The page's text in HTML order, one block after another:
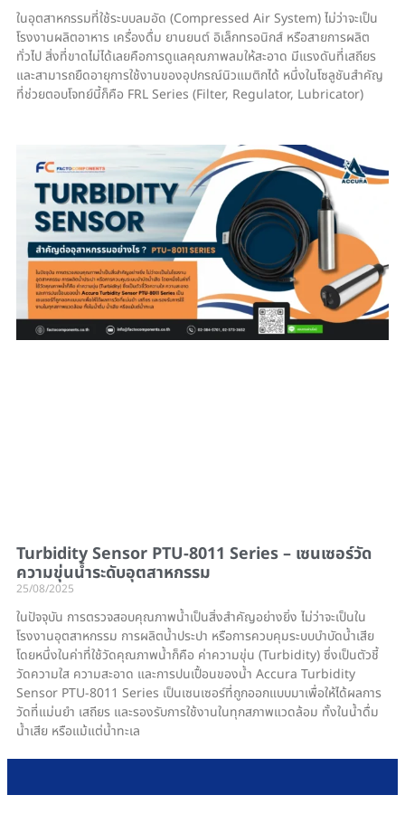
ในอุตสาหกรรมที่ใช้ระบบลมอัด (Compressed Air System) ไม่ว่าจะเป็น
โรงงานผลิตอาหาร เครื่องดื่ม ยานยนต์ อิเล็กทรอนิกส์ หรือสายการผลิต
ทั่วไป สิ่งที่ขาดไม่ได้เลยคือการดูแลคุณภาพลมให้สะอาด มีแรงดันที่เสถียร
และสามารถยืดอายุการใช้งานของอุปกรณ์นิวแมติกได้ หนึ่งในโซลูชันสำคัญ
ที่ช่วยตอบโจทย์นี้ก็คือ FRL Series (Filter, Regulator, Lubricator)
Turbidity Sensor PTU-8011 Series – เซนเซอร์วัด
ความขุ่นน้ำระดับอุตสาหกรรม
25/08/2025
ในปัจจุบัน การตรวจสอบคุณภาพน้ำเป็นสิ่งสำคัญอย่างยิ่ง ไม่ว่าจะเป็นใน
โรงงานอุตสาหกรรม การผลิตน้ำประปา หรือการควบคุมระบบบำบัดน้ำเสีย
โดยหนึ่งในค่าที่ใช้วัดคุณภาพน้ำก็คือ ค่าความขุ่น (Turbidity) ซึ่งเป็นตัวชี้
วัดความใส ความสะอาด และการปนเปื้อนของน้ำ Accura Turbidity
Sensor PTU-8011 Series เป็นเซนเซอร์ที่ถูกออกแบบมาเพื่อให้ได้ผลการ
วัดที่แม่นยำ เสถียร และรองรับการใช้งานในทุกสภาพแวดล้อม ทั้งในน้ำดื่ม
น้ำเสีย หรือแม้แต่น้ำทะเล